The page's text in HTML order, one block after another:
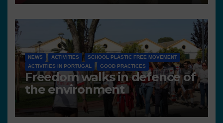
NEWS ACTIVITIES
SCHOOL PLASTIC FREE MOVEMENT
ACTIVITIES IN PORTUGAL
GOOD PRACTICES
Freedom walks in defence of
the environment